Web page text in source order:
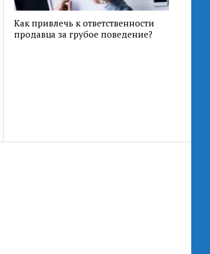
Как привлечь к ответственности
продавца за грубое поведение?